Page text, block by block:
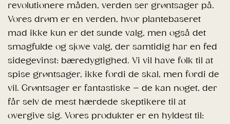
revolutionere måden, verden ser grøntsager på.
Vores drøm er en verden, hvor plantebaseret
mad ikke kun er det sunde valg, men også det
smagfulde og sjove valg, der samtidig har en fed
sidegevinst: bæredygtighed. Vi vil have folk til at
spise grøntsager, ikke fordi de skal, men fordi de
vil. Grøntsager er fantastiske – de kan noget, der
får selv de mest hærdede skeptikere til at
overgive sig. Vores produkter er en hyldest til: